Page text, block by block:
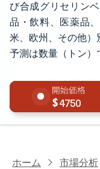
び合成グリセリン
品・飲料、医薬品
米、欧州、その他
予測は数量（トン）
4750
ホーム 市場分析